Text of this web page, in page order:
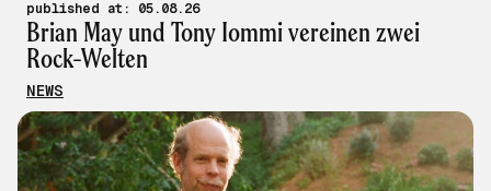
published at: 05.08.26
Brian May und Tony Iommi vereinen zwei
Rock-Welten
NEWS